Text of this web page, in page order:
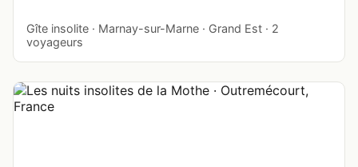
Gîte insolite · Marnay-sur-Marne · Grand Est · 2
voyageurs